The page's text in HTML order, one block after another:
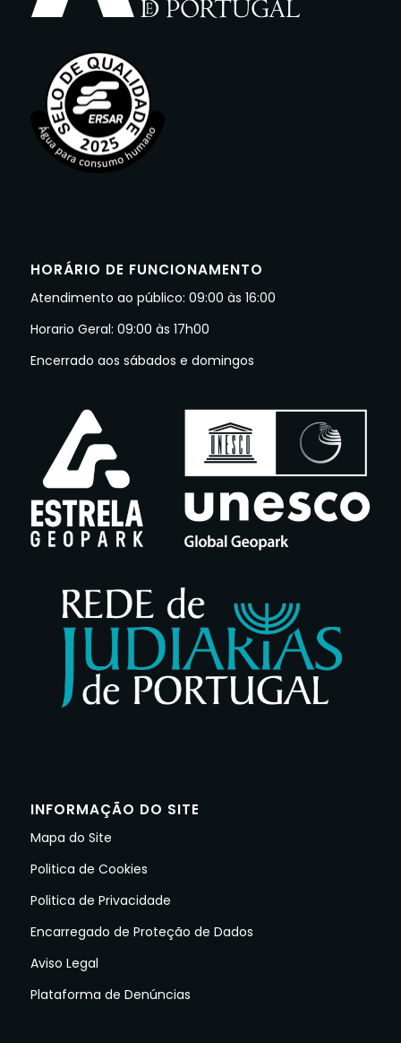
HORÁRIO DE FUNCIONAMENTO
Atendimento ao público: 09:00 às 16:00
Horario Geral: 09:00 às 17h00
Encerrado aos sábados e domingos
INFORMAÇÃO DO SITE
Mapa do Site
Politica de Cookies
Politica de Privacidade
Encarregado de Proteção de Dados
Aviso Legal
Plataforma de Denúncias